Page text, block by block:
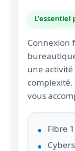
L'essentiel
Connexion
une
vous
Fibre